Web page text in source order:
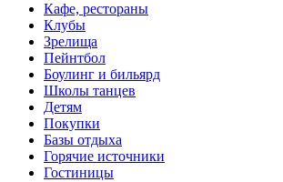
Кафе, рестораны
Клубы
Зрелища
Пейнтбол
Боулинг и бильярд
Школы танцев
Детям
Покупки
Базы отдыха
Горячие источники
Гостиницы